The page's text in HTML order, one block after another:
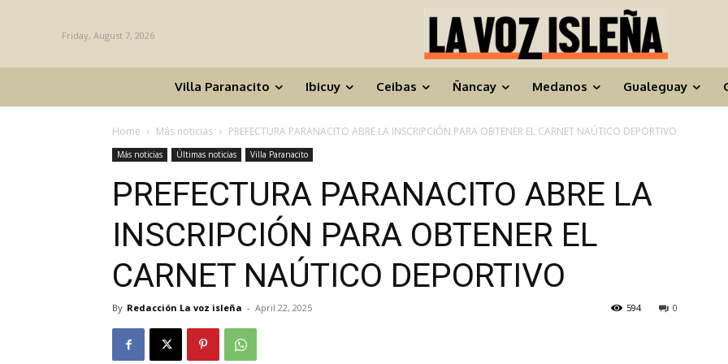
Friday, August 7, 2026
Villa Paranacito Ibicuy Ceibas Ñancay Medanos Gualeguay
Home Más noticias PREFECTURA PARANACITO ABRE LA INSCRIPCIÓN PARA OBTENER EL CARNET NAÚTICO DEPORTIVO
Más noticias Últimas noticias Villa Paranacito
PREFECTURA PARANACITO ABRE LA
INSCRIPCIÓN PARA OBTENER EL
CARNET NAÚTICO DEPORTIVO
By Redacción La voz isleña - April 22, 2025 0
594